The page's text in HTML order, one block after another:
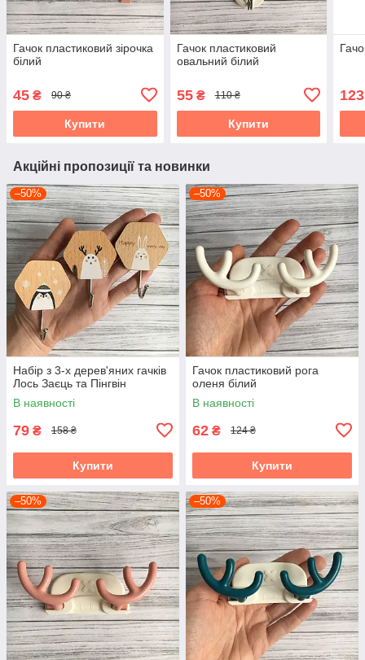
Гачок пластиковий зірочка
білий
45 ₴ 90 ₴
Купити
Гачок пластиковий
овальний білий
55₴ 110 ₴
Купити
123
Акційні пропозиції та новинки
–50%
Набір з 3-х дерев'яних гачків
Лось Заєць та Пінгвін
В наявності
79 ₴ 158 ₴
Купити
–50%
Гачок пластиковий рога
оленя білий
В наявності
62 ₴ 124 ₴
Купити
–50% –50%